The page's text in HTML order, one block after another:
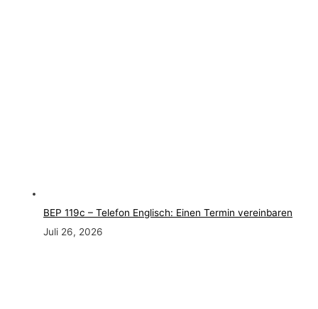
BEP 119c – Telefon Englisch: Einen Termin vereinbaren
Juli 26, 2026